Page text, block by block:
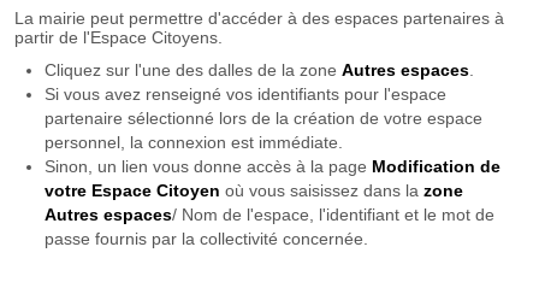
La mairie peut permettre d'accéder à des espaces partenaires à
partir de l'Espace Citoyens.
Cliquez sur l'une des dalles de la zone Autres espaces.
Si vous avez renseigné vos identifiants pour l'espace
partenaire sélectionné lors de la création de votre espace
personnel, la connexion est immédiate.
Sinon, un lien vous donne accès à la page Modification de
votre Espace Citoyen où vous saisissez dans la zone
Autres espaces/ Nom de l'espace, l'identifiant et le mot de
passe fournis par la collectivité concernée.